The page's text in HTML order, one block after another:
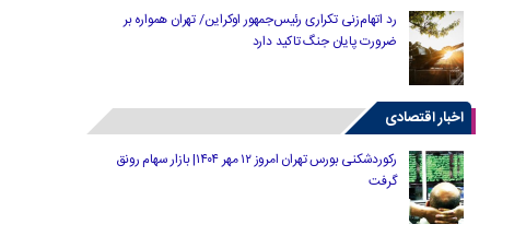
رد اتهام‌زنی تکراری رئیس‌جمهور اوکراین/ تهران همواره بر
ضرورت پایان جنگ تاکید دارد
اخبار اقتصادی
رکوردشکنی بورس تهران امروز ۱۲ مهر ۱۴۰۴| بازار سهام رونق
گرفت